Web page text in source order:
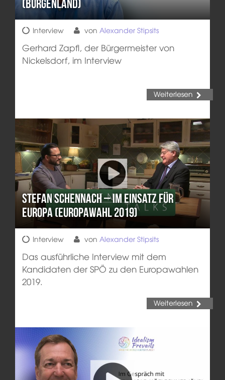
(Burgenland)
Interview von Alexander Stipsits
Gerhard Zapfl, der Bürgermeister von
Nickelsdorf, im Interview
Weiterlesen
Stefan Schennach – Im Einsatz für
Europa (Europawahl 2019)
Interview von Alexander Stipsits
Das ausführliche Interview mit dem
Kandidaten der SPÖ zu den Europawahlen
2019.
Weiterlesen